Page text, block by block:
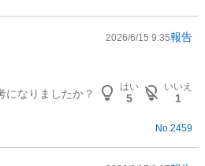
2026/6/15 9:35報告
になりましたか？
はい
5
いいえ
1
No.2459